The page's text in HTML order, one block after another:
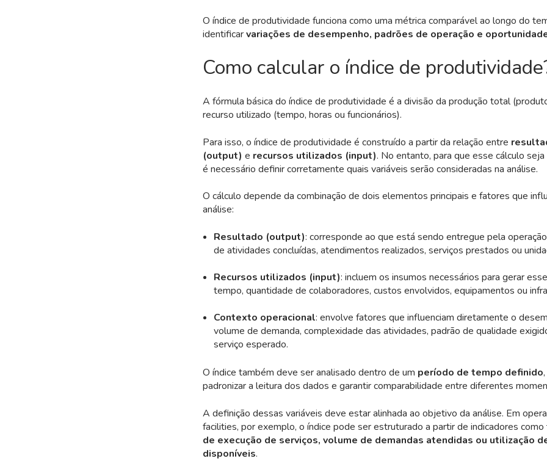
O índice de produtividade funciona como uma métrica comparável ao longo do
identificarvariações de desempenho, padrões de operação e
Como calcular o índice de
A fórmula básica do índice de produtividade é a divisão da produção total
recurso utilizado (tempo, horas ou funcionários).
Para isso, o índice de produtividade é construído a partir da relação entre
(output) e recursos utilizados (input). No entanto, para que esse cálculo
é necessário definir corretamente quais variáveis serão consideradas na análise.
O cálculo depende da combinação de dois elementos principais e fatores que
análise:
Resultado (output): corresponde ao que está sendo entregue pela
de atividades concluídas, atendimentos realizados, serviços prestados ou
Recursos utilizados (input): incluem os insumos necessários para gerar
tempo, quantidade de colaboradores, custos envolvidos, equipamentos ou
Contexto operacional: envolve fatores que influenciam diretamente o
volume de demanda, complexidade das atividades, padrão de qualidade
serviço esperado.
O índice também deve ser analisado dentro de um período de tempo definido
padronizar a leitura dos dados e garantir comparabilidade entre diferentes
A definição dessas variáveis deve estar alinhada ao objetivo da análise. Em
facilities, por exemplo, o índice pode ser estruturado a partir de indicadores como
de execução de serviços, volume de demandas atendidas ou utilização
disponíveis.